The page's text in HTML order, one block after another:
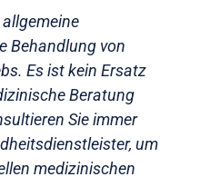
Behandlung von
Es ist kein Ersatz
Beratung
Sie immer
um
medizinischen